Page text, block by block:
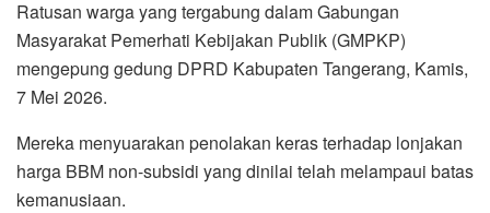
Ratusan warga yang tergabung dalam Gabungan
Masyarakat Pemerhati Kebijakan Publik (GMPKP)
mengepung gedung DPRD Kabupaten Tangerang, Kamis,
7 Mei 2026.
Mereka menyuarakan penolakan keras terhadap lonjakan
harga BBM non-subsidi yang dinilai telah melampaui batas
kemanusiaan.